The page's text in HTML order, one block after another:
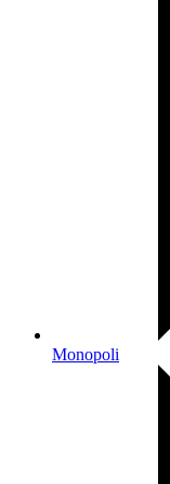
Monopoli